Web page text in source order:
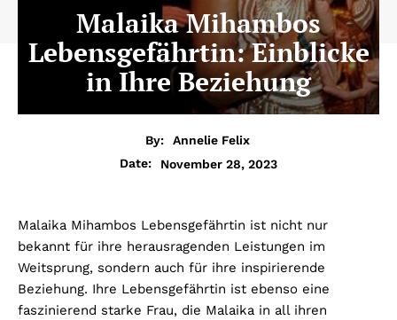
Malaika Mihambos
Lebensgefährtin: Einblicke
in Ihre Beziehung
By:
Annelie Felix
Date:
November 28, 2023
Malaika Mihambos Lebensgefährtin ist nicht nur
bekannt für ihre herausragenden Leistungen im
Weitsprung, sondern auch für ihre inspirierende
Beziehung. Ihre Lebensgefährtin ist ebenso eine
faszinierend starke Frau, die Malaika in all ihren